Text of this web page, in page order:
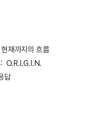
재까지의 흐름
: O.R.I.G.I.N.
답